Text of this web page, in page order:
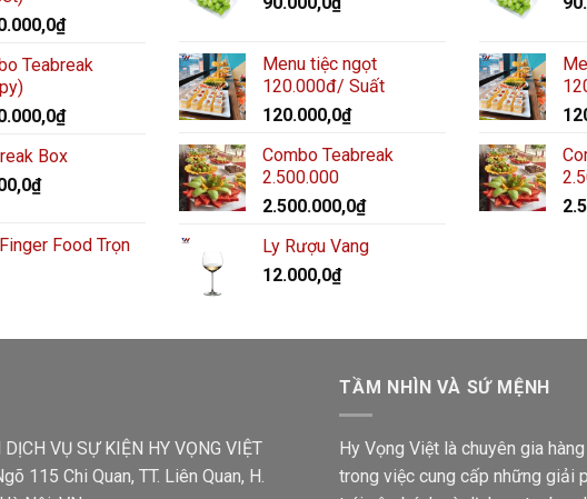
₫
Teabreak
₫
Box
₫
Food Trọn
Menu tiệc ngọt
120.000đ/ Suất
120.000,0₫
Combo Teabreak
2.500.000
2.500.000,0₫
Ly Rượu Vang
12.000,0₫
DỊCH VỤ SỰ KIỆN HY VỌNG VIỆT
115 Chi Quan, TT. Liên Quan, H.
TẦM NHÌN VÀ SỨ MỆNH
Hy Vọng Việt là chuyên gia
trong việc cung cấp những giải